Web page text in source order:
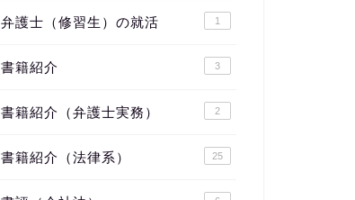
弁護士（修習生）の就活 1
書籍紹介 3
書籍紹介（弁護士実務） 2
書籍紹介（法律系） 25